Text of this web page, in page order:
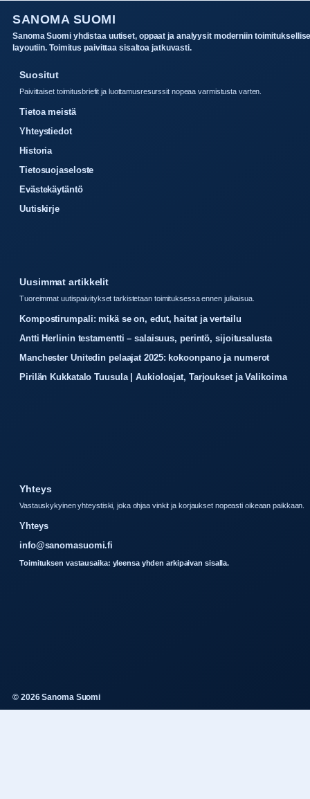
SANOMA SUOMI
Sanoma Suomi yhdistaa uutiset, oppaat ja analyysit moderniin
layoutiin. Toimitus paivittaa sisaltoa jatkuvasti.
Suositut
Paivittaiset toimitusbriefit ja luottamusresurssit nopeaa varmistusta varten.
Tietoa meistä
Yhteystiedot
Historia
Tietosuojaseloste
Evästekäytäntö
Uutiskirje
Uusimmat artikkelit
Tuoreimmat uutispaivitykset tarkistetaan toimituksessa ennen julkaisua.
Kompostirumpali: mikä se on, edut, haitat ja vertailu
Antti Herlinin testamentti – salaisuus, perintö, sijoitusalusta
Manchester Unitedin pelaajat 2025: kokoonpano ja numerot
Pirilän Kukkatalo Tuusula | Aukioloajat, Tarjoukset ja Valikoima
Yhteys
Vastauskykyinen yhteystiski, joka ohjaa vinkit ja korjaukset nopeasti oikeaan paikkaan.
Yhteys
info@sanomasuomi.fi
Toimituksen vastausaika: yleensa yhden arkipaivan sisalla.
© 2026 Sanoma Suomi